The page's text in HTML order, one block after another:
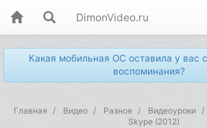
DimonVideo.ru
Какая мобильная ОС оставила у вас
воспоминания?
Главная Видео Разное Видеоуроки
Skype (2012)